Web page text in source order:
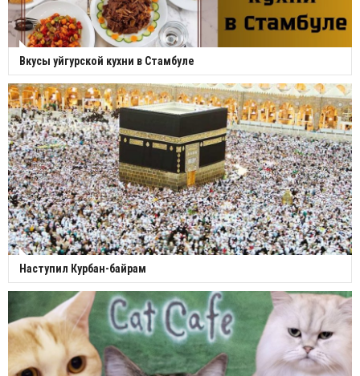
Вкусы уйгурской кухни в Стамбуле
Наступил Курбан-байрам